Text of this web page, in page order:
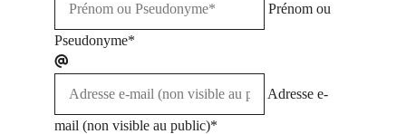
Prénom ou
Pseudonyme*
Adresse e-
mail (non visible au public)*